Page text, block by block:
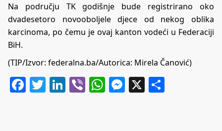
Na području TK godišnje bude registrirano oko
dvadesetoro novooboljele djece od nekog oblika
karcinoma, po čemu je ovaj kanton vodeći u Federaciji
BiH.
(TIP/Izvor: federalna.ba/Autorica: Mirela Čanović)
Facebook
Twitter
LinkedIn
ViberWhatsApp
Messenger
X